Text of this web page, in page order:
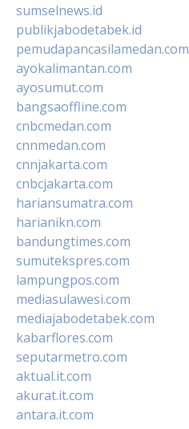
sumselnews.id
publikjabodetabek.id
pemudapancasilamedan.com
ayokalimantan.com
ayosumut.com
bangsaoffline.com
cnbcmedan.com
cnnmedan.com
cnnjakarta.com
cnbcjakarta.com
hariansumatra.com
harianikn.com
bandungtimes.com
sumutekspres.com
lampungpos.com
mediasulawesi.com
mediajabodetabek.com
kabarflores.com
seputarmetro.com
aktual.it.com
akurat.it.com
antara.it.com